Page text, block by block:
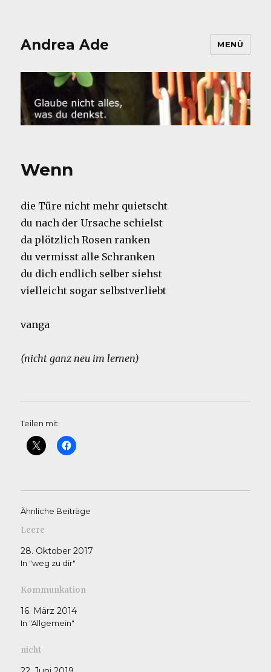
Andrea Ade MENÜ
Wenn
die Türe nicht mehr quietscht
du nach der Ursache schielst
da plötzlich Rosen ranken
du vermisst alle Schranken
du dich endlich selber siehst
vielleicht sogar selbstverliebt
vanga
(nicht ganz neu im lernen)
Teilen mit:
Ähnliche Beiträge
Leere
28. Oktober 2017
In "weg zu dir"
Kommunkation
16. März 2014
In "Allgemein"
nicht